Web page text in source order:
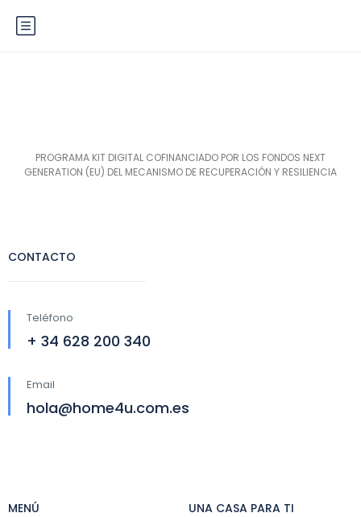
PROGRAMA KIT DIGITAL COFINANCIADO POR LOS FONDOS NEXT
GENERATION (EU) DEL MECANISMO DE RECUPERACIÓN Y RESILIENCIA
CONTACTO
Teléfono
+ 34 628 200 340
Email
hola@home4u.com.es
MENÚ UNA CASA PARA TI